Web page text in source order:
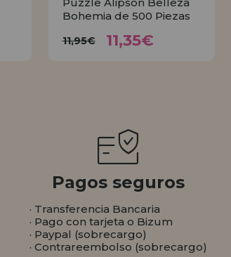
Bohemia de 500 Piezas
11,95€ 11,35€
Pagos seguros
· Transferencia Bancaria
· Pago con tarjeta o Bizum
· Paypal (sobrecargo)
· Contrareembolso (sobrecargo)